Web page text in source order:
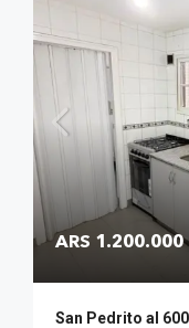
ARS 1.200.000
San Pedrito al 600